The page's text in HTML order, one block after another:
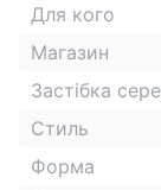
Для кого
Магазин
Застібка
Стиль
Форма